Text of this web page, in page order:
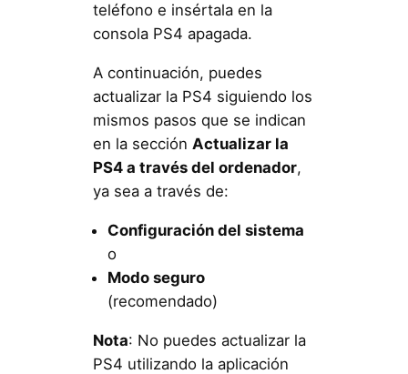
teléfono e insértala en la
consola PS4 apagada.
A continuación, puedes
actualizar la PS4 siguiendo los
mismos pasos que se indican
en la sección Actualizar la
PS4 a través del ordenador,
ya sea a través de:
Configuración del sistema
o
Modo seguro
(recomendado)
Nota: No puedes actualizar la
PS4 utilizando la aplicación